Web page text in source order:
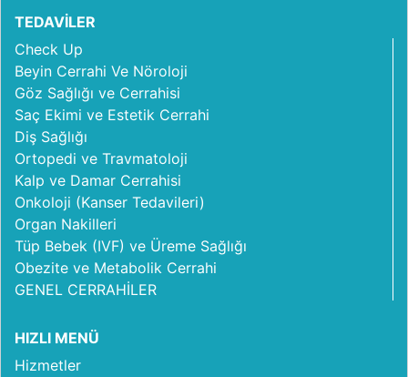
TEDAVİLER
Check Up
Beyin Cerrahi Ve Nöroloji
Göz Sağlığı ve Cerrahisi
Saç Ekimi ve Estetik Cerrahi
Diş Sağlığı
Ortopedi ve Travmatoloji
Kalp ve Damar Cerrahisi
Onkoloji (Kanser Tedavileri)
Organ Nakilleri
Tüp Bebek (IVF) ve Üreme Sağlığı
Obezite ve Metabolik Cerrahi
GENEL CERRAHİLER
HIZLI MENÜ
Hizmetler